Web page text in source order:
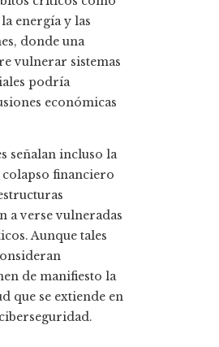
energía y las
donde una
vulnerar sistemas
podría
económicas
señalan incluso la
financiero
a verse vulneradas
Aunque tales
de manifiesto la
que se extiende en